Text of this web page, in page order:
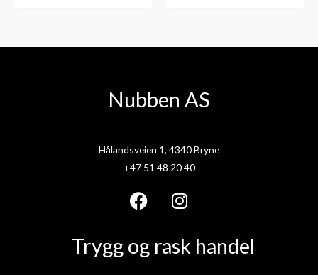
Nubben AS
Hålandsveien 1, 4340 Bryne
+47 51 48 20 40
F
c
I
n
s
Trygg og rask handel